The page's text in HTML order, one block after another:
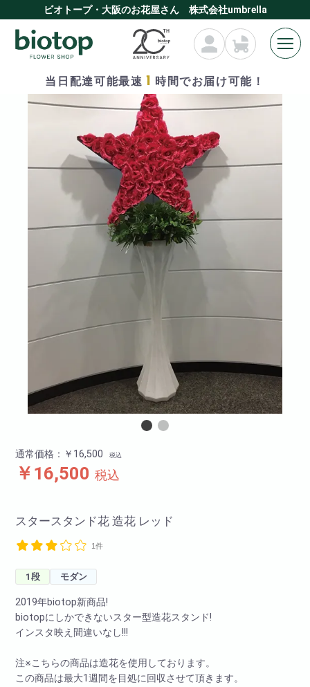
ビオトープ・大阪のお花屋さん 株式会社umbrella
当日配達可能最速 1 時間でお届け可能！
通常価格：￥16,500 税込
￥16,500 税込
スタースタンド花 造花 レッド
1件
1段 モダン
2019年biotop新商品!
biotopにしかできないスター型造花スタンド!
インスタ映え間違いなし!!!
注※こちらの商品は造花を使用しております。
この商品は最大1週間を目処に回収させて頂きます。